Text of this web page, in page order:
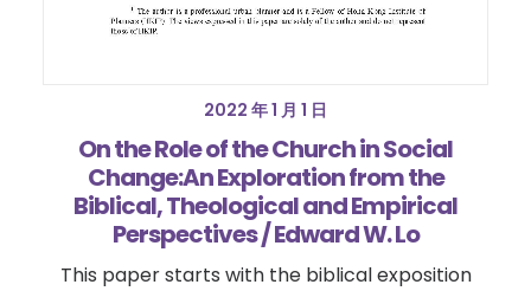
2022 年 1 月 1 日
On the Role of the Church in Social
Change:An Exploration from the
Biblical, Theological and Empirical
Perspectives / Edward W. Lo
This paper starts with the biblical exposition